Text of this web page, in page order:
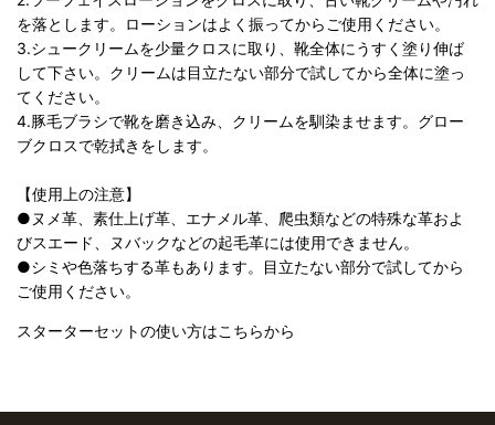
を落とします。ローションはよく振ってからご使用ください。
3.シュークリームを少量クロスに取り、靴全体にうすく塗り伸ば
して下さい。クリームは目立たない部分で試してから全体に塗っ
てください。
4.豚毛ブラシで靴を磨き込み、クリームを馴染ませます。グロー
ブクロスで乾拭きをします。
【使用上の注意】
●ヌメ革、素仕上げ革、エナメル革、爬虫類などの特殊な革およ
びスエード、ヌバックなどの起毛革には使用できません。
●シミや色落ちする革もあります。目立たない部分で試してから
ご使用ください。
スターターセットの使い方はこちらから